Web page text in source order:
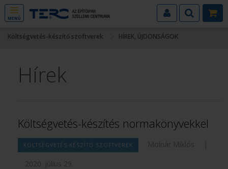
MENÜ
Költségvetés-készítő szoftverek HÍREK, ÚJDONSÁGOK
Hírek
Költségvetés-készítés normakönyvekkel
KÖLTSÉGVETÉS-KÉSZÍTŐ SZOFTVEREK Molnár Miklós
|
2020. július 29.